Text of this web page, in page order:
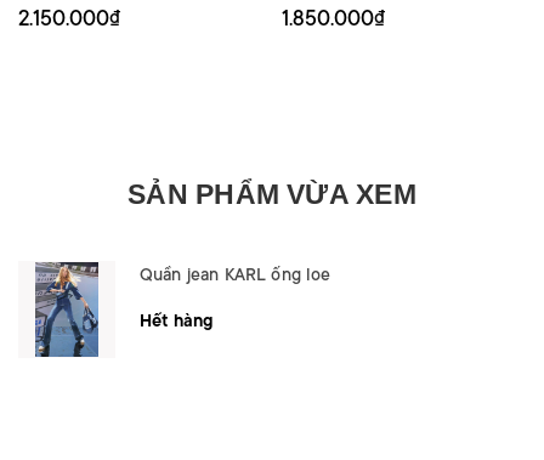
2.150.000₫ 1.850.000₫
SẢN PHẨM VỪA XEM
Quần jean KARL ống loe
Hết hàng